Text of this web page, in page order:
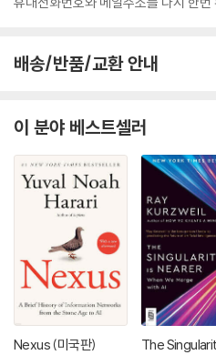
배송/반품/교환 안내
이 분야 베스트셀러
Nexus (미국판)
The